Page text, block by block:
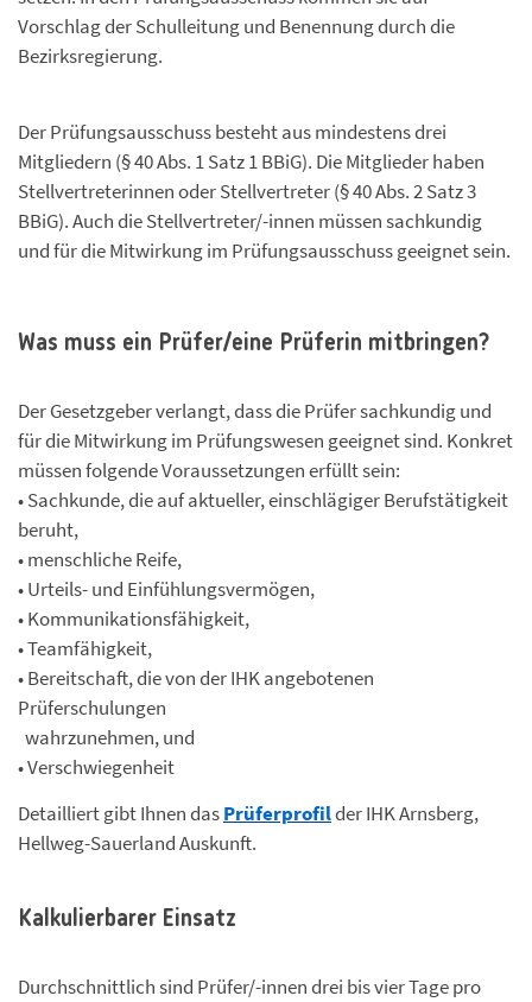
Vorschlag der Schulleitung und Benennung durch die
Bezirksregierung.
Der Prüfungsausschuss besteht aus mindestens drei
Mitgliedern (§ 40 Abs. 1 Satz 1 BBiG). Die Mitglieder haben
Stellvertreterinnen oder Stellvertreter (§ 40 Abs. 2 Satz 3
BBiG). Auch die Stellvertreter/-innen müssen sachkundig
und für die Mitwirkung im Prüfungsausschuss geeignet sein.
Was muss ein Prüfer/eine Prüferin mitbringen?
Der Gesetzgeber verlangt, dass die Prüfer sachkundig und
für die Mitwirkung im Prüfungswesen geeignet sind. Konkret
müssen folgende Voraussetzungen erfüllt sein:
• Sachkunde, die auf aktueller, einschlägiger Berufstätigkeit
beruht,
• menschliche Reife,
• Urteils- und Einfühlungsvermögen,
• Kommunikationsfähigkeit,
• Teamfähigkeit,
• Bereitschaft, die von der IHK angebotenen
Prüferschulungen
wahrzunehmen, und
• Verschwiegenheit
Detailliert gibt Ihnen dasPrüferprofilder IHK Arnsberg,
Hellweg-Sauerland Auskunft.
Kalkulierbarer Einsatz
Durchschnittlich sind Prüfer/-innen drei bis vier Tage pro